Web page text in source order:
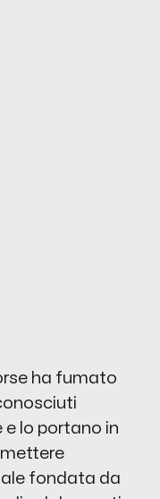
ha fumato
e lo portano in
fondata da